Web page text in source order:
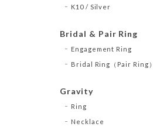
K10 / Silver
Bridal & Pair Ring
Engagement Ring
Bridal Ring（Pair Ring）
Gravity
Ring
Necklace